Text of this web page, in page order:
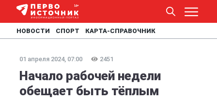
НОВОСТИ СПОРТ КАРТА-СПРАВОЧНИК
01 апреля 2024, 07:00 2451
Начало рабочей недели
обещает быть тёплым